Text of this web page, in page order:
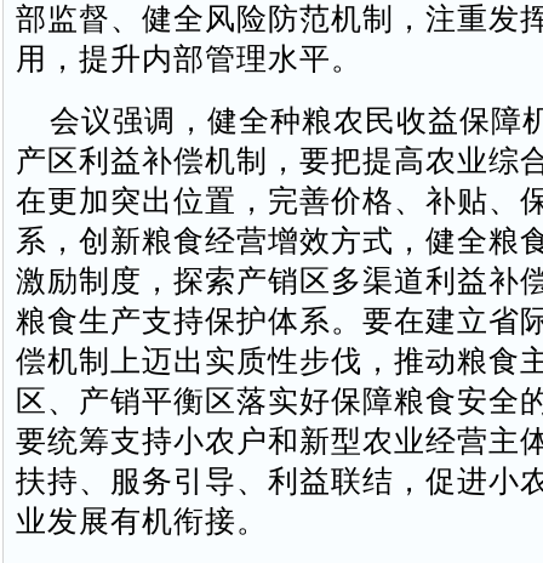
部监督、健全风险防范机制，注重发
用，提升内部管理水平。
会议强调，健全种粮农民收益保障
产区利益补偿机制，要把提高农业综
在更加突出位置，完善价格、补贴、
系，创新粮食经营增效方式，健全粮
激励制度，探索产销区多渠道利益补
粮食生产支持保护体系。要在建立省
偿机制上迈出实质性步伐，推动粮食
区、产销平衡区落实好保障粮食安全
要统筹支持小农户和新型农业经营主
扶持、服务引导、利益联结，促进小
业发展有机衔接。